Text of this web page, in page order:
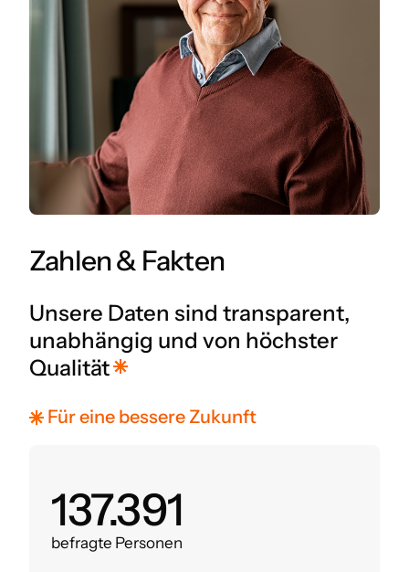
Zahlen & Fakten
Unsere Daten sind transparent,
unabhängig und von höchster
Qualität
Für eine bessere Zukunft
160.000
befragte Personen